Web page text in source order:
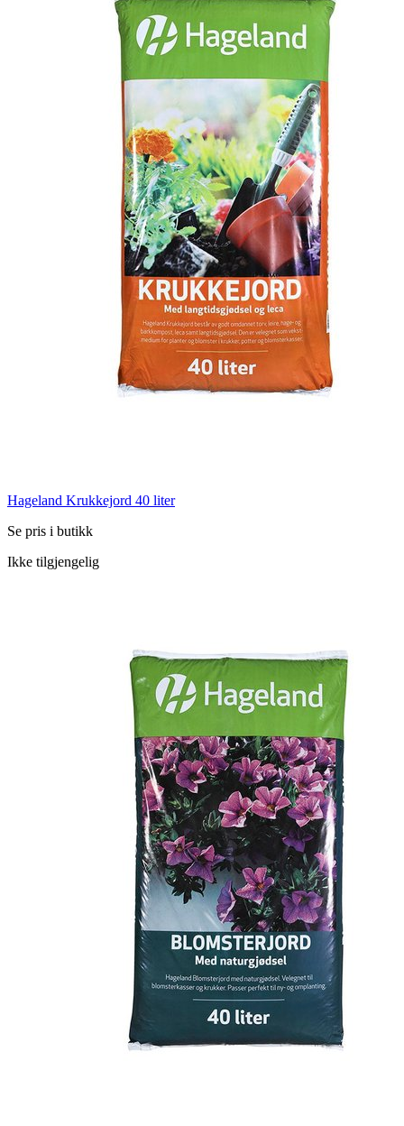
Hageland Krukkejord 40 liter
Se pris i butikk
Ikke tilgjengelig